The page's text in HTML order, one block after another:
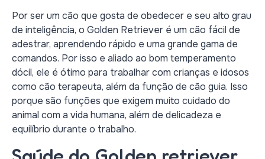
Por ser um cão que gosta de obedecer e seu alto grau
de inteligência, o Golden Retriever é um cão fácil de
adestrar, aprendendo rápido e uma grande gama de
comandos. Por isso e aliado ao bom temperamento
dócil, ele é ótimo para trabalhar com crianças e idosos
como cão terapeuta, além da função de cão guia. Isso
porque são funções que exigem muito cuidado do
animal com a vida humana, além de delicadeza e
equilíbrio durante o trabalho.